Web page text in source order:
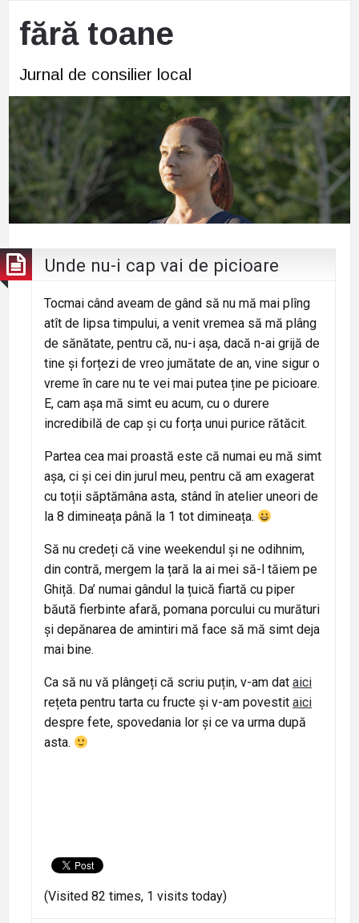
fără toane
Jurnal de consilier local
Unde nu-i cap vai de picioare
Tocmai când aveam de gând să nu mă mai plîng
atît de lipsa timpului, a venit vremea să mă plâng
de sănătate, pentru că, nu-i așa, dacă n-ai grijă de
tine și forțezi de vreo jumătate de an, vine sigur o
vreme în care nu te vei mai putea ține pe picioare.
E, cam așa mă simt eu acum, cu o durere
incredibilă de cap și cu forța unui purice rătăcit.
Partea cea mai proastă este că numai eu mă simt
așa, ci și cei din jurul meu, pentru că am exagerat
cu toții săptămâna asta, stând în atelier uneori de
la 8 dimineața până la 1 tot dimineața.
Să nu credeți că vine weekendul și ne odihnim,
din contră, mergem la țară la ai mei să-l tăiem pe
Ghiță. Da’ numai gândul la țuică fiartă cu piper
băută fierbinte afară, pomana porcului cu murături
și depănarea de amintiri mă face să mă simt deja
mai bine.
Ca să nu vă plângeți că scriu puțin, v-am dat aici
rețeta pentru tarta cu fructe și v-am povestit aici
despre fete, spovedania lor și ce va urma după
asta.
(Visited 82 times, 1 visits today)